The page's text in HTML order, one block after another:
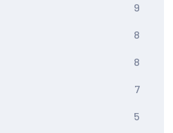
9
8
8
7
5